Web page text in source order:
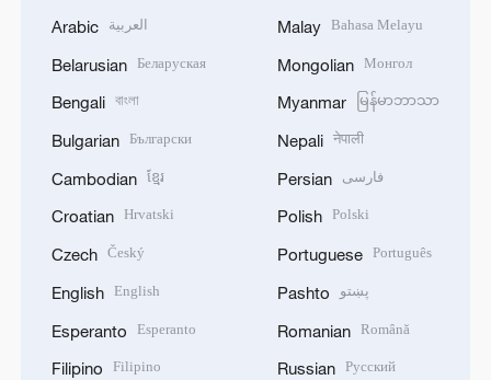
Arabic العربية
Belarusian Беларуская
Bengali বাংলা
Bulgarian Български
Cambodian ខ្មែរ
Croatian Hrvatski
Czech Český
English English
Esperanto Esperanto
Filipino Filipino
Malay Bahasa Melayu
Mongolian Монгол
Myanmar မြန်မာဘာသာ
Nepali नेपाली
Persian فارسی
Polish Polski
Portuguese Português
Pashto پښتو
Romanian Română
Russian Русский